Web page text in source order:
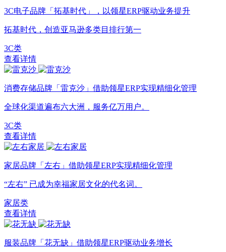
3C电子品牌「拓基时代」，以领星ERP驱动业务提升
拓基时代，创造亚马逊多类目排行第一
3C类
查看详情
消费存储品牌「雷克沙」借助领星ERP实现精细化管理
全球化渠道遍布六大洲，服务亿万用户。
3C类
查看详情
家居品牌「左右」借助领星ERP实现精细化管理
“左右” 已成为幸福家居文化的代名词。
家居类
查看详情
服装品牌「花无缺」借助领星ERP驱动业务增长